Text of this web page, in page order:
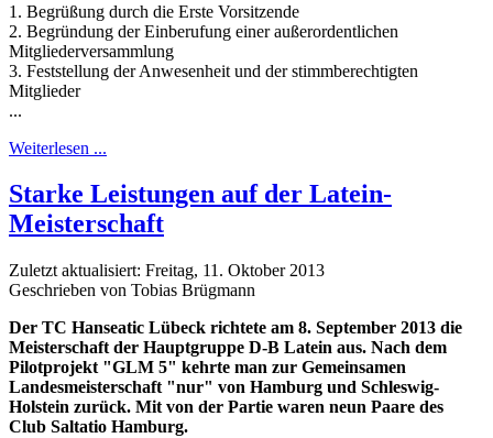
1. Begrüßung durch die Erste Vorsitzende
2. Begründung der Einberufung einer außerordentlichen
Mitgliederversammlung
3. Feststellung der Anwesenheit und der stimmberechtigten
Mitglieder
...
Weiterlesen ...
Starke Leistungen auf der Latein-
Meisterschaft
Zuletzt aktualisiert: Freitag, 11. Oktober 2013
Geschrieben von Tobias Brügmann
Der TC Hanseatic Lübeck richtete am 8. September 2013 die
Meisterschaft der Hauptgruppe D-B Latein aus. Nach dem
Pilotprojekt "GLM 5" kehrte man zur Gemeinsamen
Landesmeisterschaft "nur" von Hamburg und Schleswig-
Holstein zurück. Mit von der Partie waren neun Paare des
Club Saltatio Hamburg.